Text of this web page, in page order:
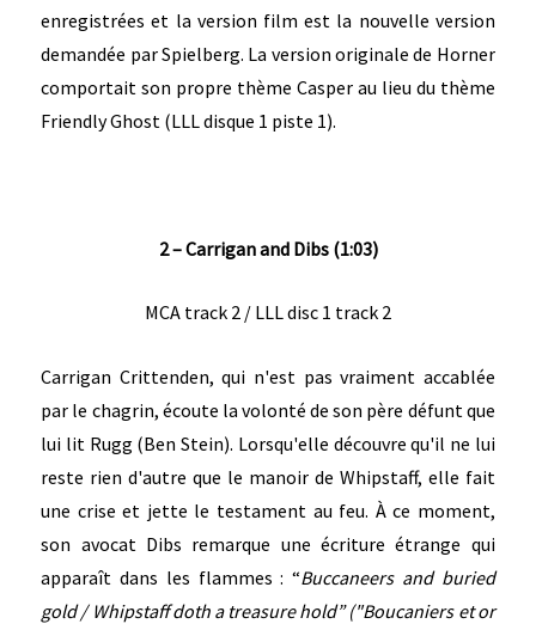
enregistrées et la version film est la nouvelle version
demandée par Spielberg. La version originale de Horner
comportait son propre thème Casper au lieu du thème
Friendly Ghost (LLL disque 1 piste 1).
2 – Carrigan and Dibs (1:03)
MCA track 2 / LLL disc 1 track 2
Carrigan Crittenden, qui n'est pas vraiment accablée
par le chagrin, écoute la volonté de son père défunt que
lui lit Rugg (Ben Stein). Lorsqu'elle découvre qu'il ne lui
reste rien d'autre que le manoir de Whipstaff, elle fait
une crise et jette le testament au feu. À ce moment,
son avocat Dibs remarque une écriture étrange qui
apparaît dans les flammes : “Buccaneers and buried
gold / Whipstaff doth a treasure hold” ("Boucaniers et or